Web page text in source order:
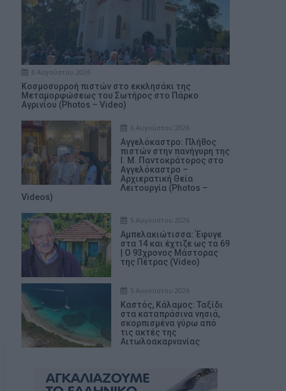
6 Αυγούστου 2026
Κοσμοσυρροή πιστών στο εκκλησάκι της
Μεταμορφώσεως του Σωτήρος στο Πάρκο
Αγρινίου (Photos – Video)
6 Αυγούστου 2026
Αγγελόκαστρο: Πλήθος
πιστών στην πανήγυρη της
Ι. Μ. Παντοκράτορος στο
Αγγελόκαστρο –
Αρχιερατική Θεία
Λειτουργία (Photos –
Videos)
5 Αυγούστου 2026
Αμπελακιώτισσα: Έφυγε
στα 14 και έχτιζε ως τα 69
| Ο 93χρονος Μάστορας
της Πέτρας (Video)
5 Αυγούστου 2026
Καστός, Κάλαμος: Ταξίδι
στα καταπράσινα νησιά,
σκορπισμένα γύρω από
τις ακτές της
Αιτωλοακαρνανίας